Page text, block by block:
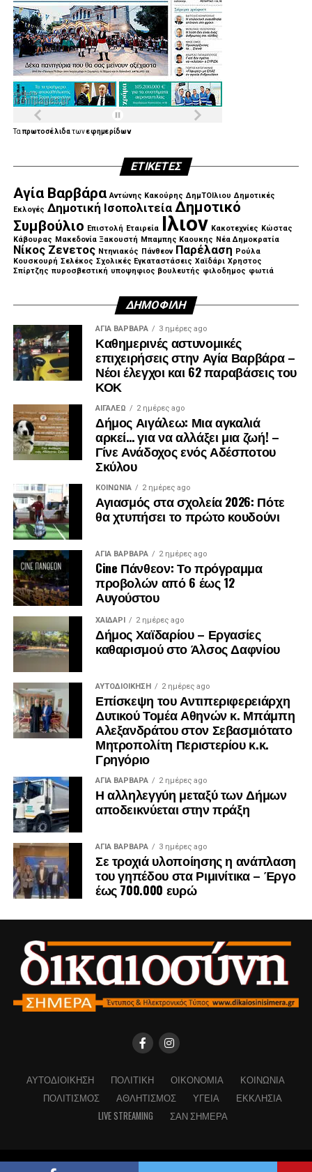
Ταπρωτοσέλιδατωνεφημερίδων
ΕΤΙΚΈΤΕΣ
Αγία Βαρβάρα Αντώνης Κακούρης ΔημΤΟΙλιου Δημοτικές
Εκλογές Δημοτική Ισοπολιτεία Δημοτικό
Συμβούλιο Επιστολή Εταιρεία Ιλιον Κακοτεχνίες Κώστας
Κάβουρας Μακεδονία Ξακουστή Μπαμπης Καουκης Νέα Δημοκρατία
Νίκος Ζενετος Ντηνιακός Πάνθεον Παρέλαση Ρούλα
Κουσκουρή Σελέκος Σχολικές Εγκαταστάσεις Χαϊδάρι Χρηστος
Σπίρτζης πυροσβεστική υποψηφιος βουλευτής φιλοδημος φωτιά
ΔΗΜΟΦΙΛΉ
ΑΓΙΑ ΒΑΡΒΑΡΑ 3 ημέρες ago
Καθημερινές αστυνομικές
επιχειρήσεις στην Αγία Βαρβάρα –
Νέοι έλεγχοι και 62 παραβάσεις του
ΚΟΚ
ΑΙΓΑΛΕΩ 2 ημέρες ago
Δήμος Αιγάλεω: Μια αγκαλιά
αρκεί… για να αλλάξει μια ζωή! –
Γίνε Ανάδοχος ενός Αδέσποτου
Σκύλου
ΚΟΙΝΩΝΊΑ 2 ημέρες ago
Αγιασμός στα σχολεία 2026: Πότε
θα χτυπήσει το πρώτο κουδούνι
ΑΓΙΑ ΒΑΡΒΑΡΑ 2 ημέρες ago
Cine Πάνθεον: Το πρόγραμμα
προβολών από 6 έως 12
Αυγούστου
ΧΑΪΔΑΡΙ 2 ημέρες ago
Δήμος Χαϊδαρίου – Εργασίες
καθαρισμού στο Άλσος Δαφνίου
ΑΥΤΟΔΙΟΊΚΗΣΗ 2 ημέρες ago
Επίσκεψη του Αντιπεριφερειάρχη
Δυτικού Τομέα Αθηνών κ. Μπάμπη
Αλεξανδράτου στον Σεβασμιότατο
Μητροπολίτη Περιστερίου κ.κ.
Γρηγόριο
ΑΓΙΑ ΒΑΡΒΑΡΑ 2 ημέρες ago
Η αλληλεγγύη μεταξύ των Δήμων
αποδεικνύεται στην πράξη
ΑΓΙΑ ΒΑΡΒΑΡΑ 3 ημέρες ago
Σε τροχιά υλοποίησης η ανάπλαση
του γηπέδου στα Ριμινίτικα – Έργο
έως 700.000 ευρώ
ΑΥΤΟΔΙΟΊΚΗΣΗ ΠΟΛΙΤΙΚΉ ΟΙΚΟΝΟΜΊΑ
ΚΟΙΝΩΝΊΑ
ΠΟΛΙΤΙΣΜΌΣ
ΑΘΛΗΤΙΣΜΌΣ ΥΓΕΊΑ
ΕΚΚΛΗΣΊΑ
LIVE STREAMING
ΣΑΝ ΣΉΜΕΡΑ